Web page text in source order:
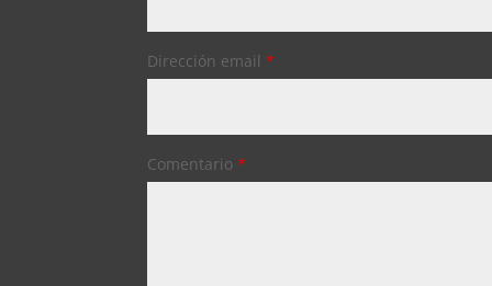
Dirección email*
Comentario*